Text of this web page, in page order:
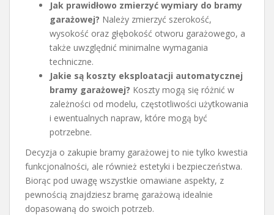
Jak prawidłowo zmierzyć wymiary do bramy
garażowej? Należy zmierzyć szerokość,
wysokość oraz głębokość otworu garażowego, a
także uwzględnić minimalne wymagania
techniczne.
Jakie są koszty eksploatacji automatycznej
bramy garażowej? Koszty mogą się różnić w
zależności od modelu, częstotliwości użytkowania
i ewentualnych napraw, które mogą być
potrzebne.
Decyzja o zakupie bramy garażowej to nie tylko kwestia
funkcjonalności, ale również estetyki i bezpieczeństwa.
Biorąc pod uwagę wszystkie omawiane aspekty, z
pewnością znajdziesz bramę garażową idealnie
dopasowaną do swoich potrzeb.